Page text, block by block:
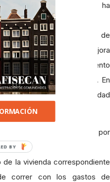
un acto vandálico que ha
correrá con los gastos de
ver como una mejora
reparación de un elemento
los buzones afectados. En
al seguro de la Comunidad
vandálicos.
bien por un mal uso o por
la vivienda correspondiente
correr con los gastos de
BY